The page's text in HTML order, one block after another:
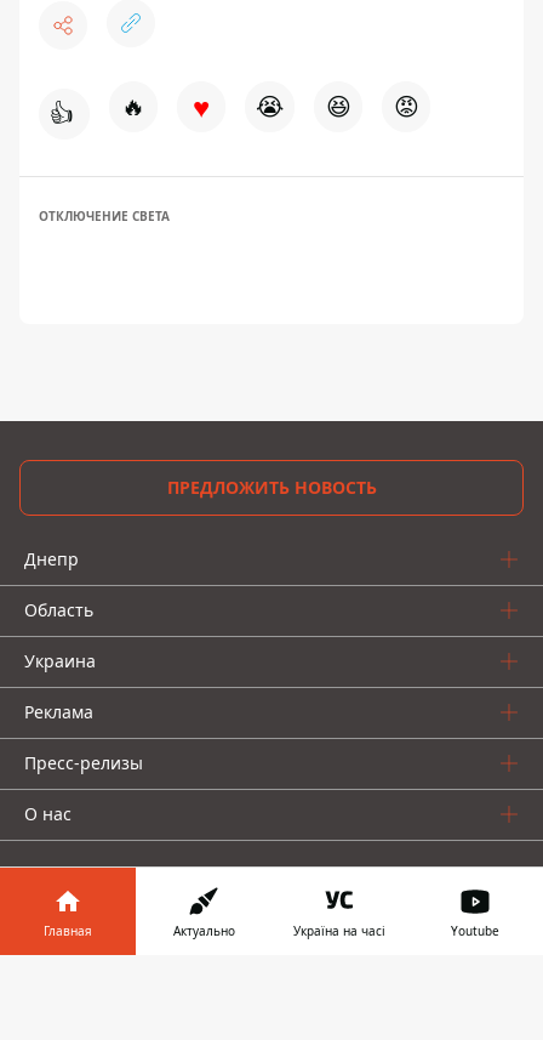
👍 🔥 ♥ 😭 😆 😡
ОТКЛЮЧЕНИЕ СВЕТА
ПРЕДЛОЖИТЬ НОВОСТЬ
Днепр
Область
Украина
Реклама
Пресс-релизы
О нас
Главная Актуально Україна на часі Youtube